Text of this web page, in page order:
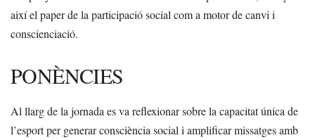
així el paper de la participació social com a motor de canvi i
conscienciació.
PONÈNCIES
Al llarg de la jornada es va reflexionar sobre la capacitat única de
l’esport per generar consciència social i amplificar missatges amb